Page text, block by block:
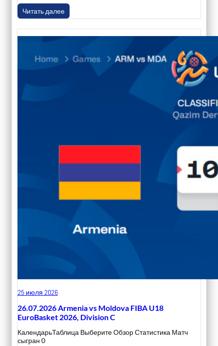
Читать далее
25 июля 2026
26.07.2026 Armenia vs Moldova FIBA U18
EuroBasket 2026, Division C
КалендарьТаблица Выберите Обзор Статистика Матч
сыгран 0